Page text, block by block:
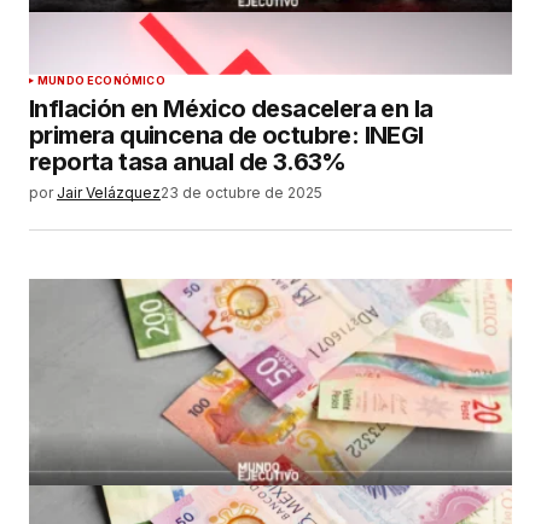
MUNDO ECONÓMICO
Inflación en México desacelera en la
primera quincena de octubre: INEGI
reporta tasa anual de 3.63%
por Jair Velázquez23 de octubre de 2025